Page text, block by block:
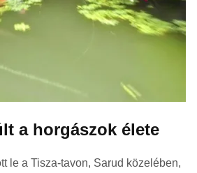
a horgászok élete
le a Tisza-tavon, Sarud közelében,